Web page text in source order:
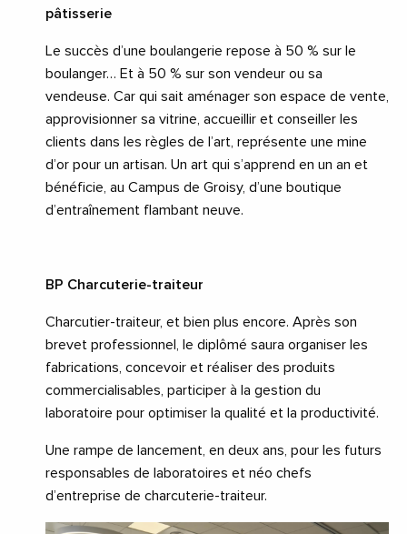
pâtisserie
Le succès d’une boulangerie repose à 50 % sur le
boulanger… Et à 50 % sur son vendeur ou sa
vendeuse. Car qui sait aménager son espace de vente,
approvisionner sa vitrine, accueillir et conseiller les
clients dans les règles de l’art, représente une mine
d’or pour un artisan. Un art qui s’apprend en un an et
bénéficie, au Campus de Groisy, d’une boutique
d’entraînement flambant neuve.
BP Charcuterie-traiteur
Charcutier-traiteur, et bien plus encore. Après son
brevet professionnel, le diplômé saura organiser les
fabrications, concevoir et réaliser des produits
commercialisables, participer à la gestion du
laboratoire pour optimiser la qualité et la productivité.
Une rampe de lancement, en deux ans, pour les futurs
responsables de laboratoires et néo chefs
d’entreprise de charcuterie-traiteur.